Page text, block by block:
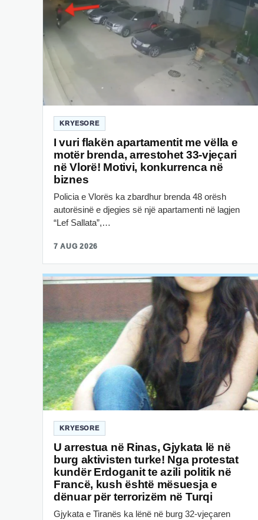
KRYESORE
I vuri flakën apartamentit me vëlla e
motër brenda, arrestohet 33-vjeçari
në Vlorë! Motivi, konkurrenca në
biznes
Policia e Vlorës ka zbardhur brenda 48 orësh
autorësinë e djegies së një apartamenti në lagjen
“Lef Sallata”,…
7 AUG 2026
KRYESORE
U arrestua në Rinas, Gjykata lë në
burg aktivisten turke! Nga protestat
kundër Erdoganit te azili politik në
Francë, kush është mësuesja e
dënuar për terrorizëm në Turqi
Gjykata e Tiranës ka lënë në burg 32-vjeçaren